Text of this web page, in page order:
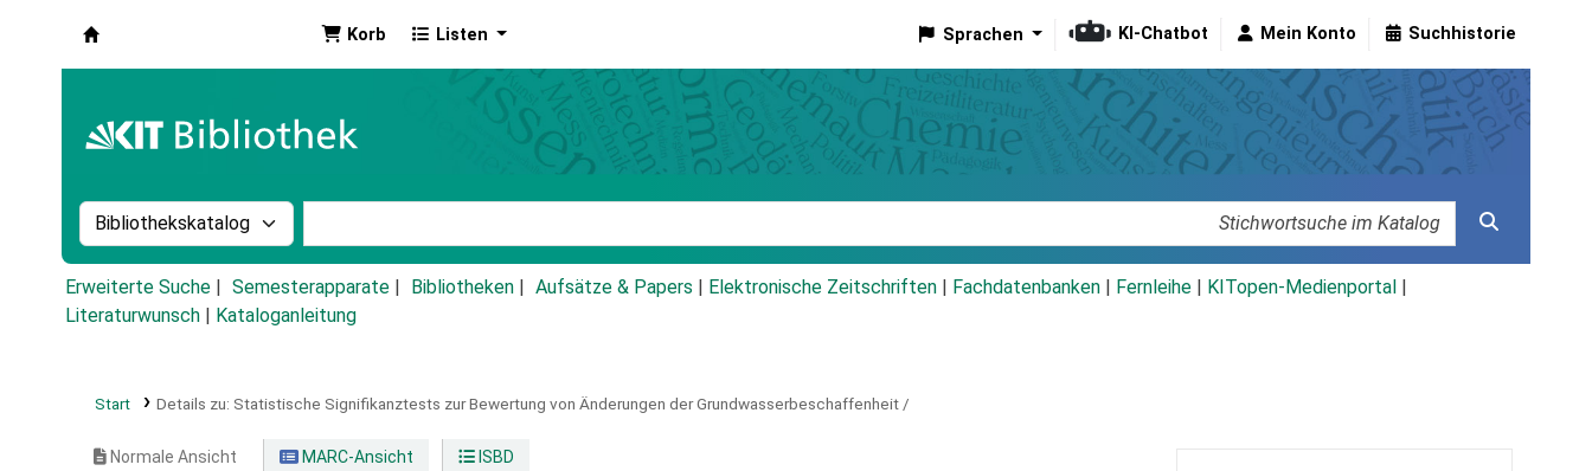
Korb Listen Sprachen KI-Chatbot Mein Konto Suchhistorie
Suche im Katalog nach:
Erweiterte Suche Semesterapparate Bibliotheken Aufsätze & Papers Elektronische Zeitschriften Fachdatenbanken Fernleihe KITopen-Medienportal
Literaturwunsch
Kataloganleitung
Start Details zu: Statistische Signifikanztests zur Bewertung von Änderungen der Grundwasserbeschaffenheit /
Normale Ansicht MARC-Ansicht ISBD